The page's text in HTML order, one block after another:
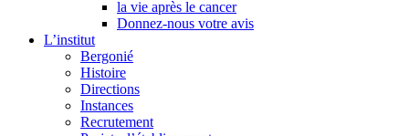
la vie après le cancer
Donnez-nous votre avis
L’institut
Bergonié
Histoire
Directions
Instances
Recrutement